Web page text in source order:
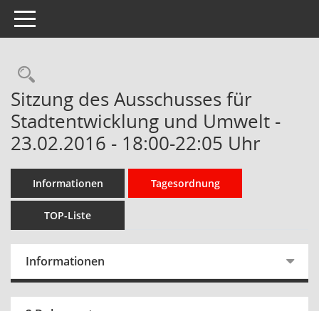
Toggle navigation
Rechercheauswahl
Sitzung des Ausschusses für
Stadtentwicklung und Umwelt -
23.02.2016 - 18:00-22:05 Uhr
Informationen Tagesordnung
TOP-Liste
Informationen